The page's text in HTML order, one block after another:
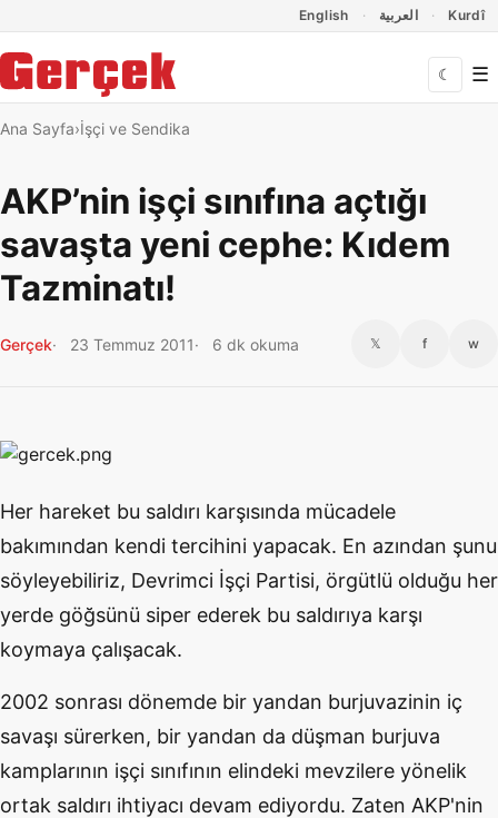
English العربية Kurdî
☾ ☰
Ana Sayfa İşçi ve Sendika
AKP’nin işçi sınıfına açtığı
savaşta yeni cephe: Kıdem
Tazminatı!
Gerçek 23 Temmuz 2011 6 dk okuma 𝕏 f w
Her hareket bu saldırı karşısında mücadele
bakımından kendi tercihini yapacak. En azından şunu
söyleyebiliriz, Devrimci İşçi Partisi, örgütlü olduğu her
yerde göğsünü siper ederek bu saldırıya karşı
koymaya çalışacak.
2002 sonrası dönemde bir yandan burjuvazinin iç
savaşı sürerken, bir yandan da düşman burjuva
kamplarının işçi sınıfının elindeki mevzilere yönelik
ortak saldırı ihtiyacı devam ediyordu. Zaten AKP'nin